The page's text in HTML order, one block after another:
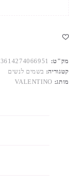
מק"ט: 3614274066951
קטגוריה: בשמים לנשים
מותג: VALENTINO